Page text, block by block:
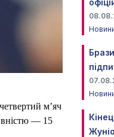
м’яч
— 15